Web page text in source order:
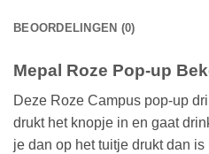
BEOORDELINGEN (0)
Mepal Roze Pop-up
Deze Roze Campus pop-up
drukt het knopje in en gaat
je dan op het tuitje drukt dan